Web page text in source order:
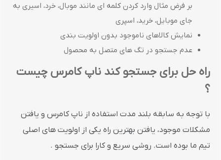
بر فرض مثال وارد کردن کلمه ای مانند موبال، خرد، اسیری به
جای موبایل، خرید، اسپری
نمایش کالاهای ناموجود بدون اولویت بندی
عدم جستجو در تگ های متصل به محصول
راه حل برای جستجو کند ناپ کامرس چیست
؟
با توجه به سابقه بلند مدت استفاده از ناپ کامرس و یافتن
مشکلات موجود، یافتن بهترین راه یکی از اولویت های اصلی
تیم ما بوده است. روشی سریع و کارا برای جستجو .